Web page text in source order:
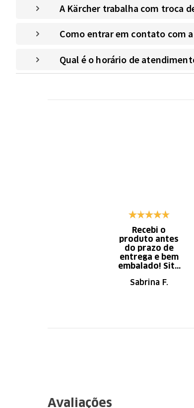
A Kärcher trabalha com troca
Como entrar em contato com
Qual é o horário de
Recebi o
produto antes
do prazo de
entrega e bem
embalado! Site
navegação.
Sabrina F.
Avaliações